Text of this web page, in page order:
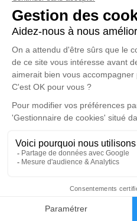
Faire-part
laisser vos
souvenirs, une anecdote
à travers des poèmes ou
est un lieu d'expression
mémoire de Jacqueline
disponible ici.
Cérémonie
vendredi 14 juin
Église Notre Dame